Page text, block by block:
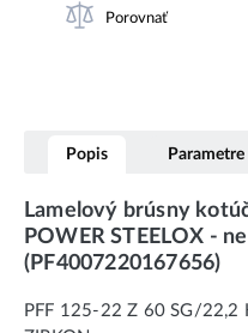
Porovnať
Popis Parametre
Lamelový brúsny
POWER STEELOX -
(PF4007220167656)
PFF 125-22 Z 60 SG/22,2